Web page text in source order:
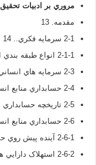
مروري بر ادبيات تحقيق
مقدمه. 13
2-1 سرمايه فکري.. 14
2-1-1 انواع طبقه بندي از اجزاء سرمايه هاي فکري.. 14
2-3 سرمايه هاي انساني.. 16
2-4 حسابداري منابع انساني.. 19
2-5 تاريخچه حسا‌بداري منابع انساني.. 21
2-6 حسابداري منابع انساني چيست؟. 23
2-6-1 آينده پيش روي حسابداري منابع انساني.. 23
2-6-2 استهلاک دارايي هاي انساني.. 23